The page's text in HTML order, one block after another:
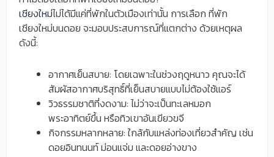
เชียงใหม่ไม่ได้มีแค่ที่พักในตัวเมืองเท่านั้น การเลือก ที่พัก
เชียงใหม่บนดอย จะมอบประสบการณ์ที่แตกต่าง ด้วยเหตุผล
ดังนี้:
อากาศเย็นสบาย: โดยเฉพาะในช่วงฤดูหนาว คุณจะได้
สัมผัสอากาศบริสุทธิ์ที่เย็นสบายแบบไม่ต้องใช้แอร์
วิวธรรมชาติที่งดงาม: ไม่ว่าจะเป็นทะเลหมอก
พระอาทิตย์ขึ้น หรือทิวเขาอันเขียวขจี
กิจกรรมหลากหลาย: ใกล้กับแหล่งท่องเที่ยวสำคัญ เช่น
ดอยอินทนนท์ ม่อนแจ่ม และดอยอ่างขาง